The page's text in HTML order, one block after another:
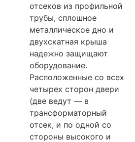
отсеков из профильной
трубы, сплошное
металлическое дно и
двухскатная крыша
надежно защищают
оборудование.
Расположенные со всех
четырех сторон двери
(две ведут — в
трансформаторный
отсек, и по одной со
стороны высокого и